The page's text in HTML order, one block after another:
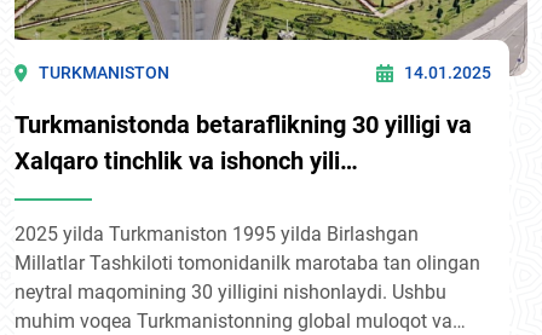
TURKMANISTON 14.01.2025
Turkmanistonda betaraflikning 30 yilligi va
Xalqaro tinchlik va ishonch yili
nishonlanmoqda
2025 yilda Turkmaniston 1995 yilda Birlashgan
Millatlar Tashkiloti tomonidanilk marotaba tan olingan
neytral maqomining 30 yilligini nishonlaydi. Ushbu
muhim voqea Turkmanistonning global muloqot va